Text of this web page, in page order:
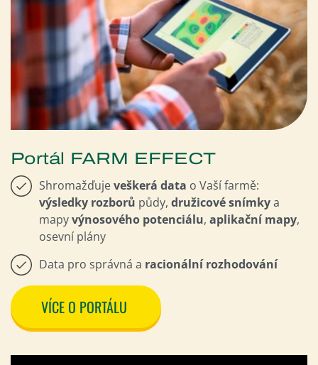
Portál FARM EFFECT
Shromažďujeveškerá data o Vaší farmě:
výsledky rozborů půdy, družicové snímkya
mapyvýnosového potenciálu, aplikační mapy,
osevní plány
Data pro správná a racionální rozhodování
VÍCE O PORTÁLU